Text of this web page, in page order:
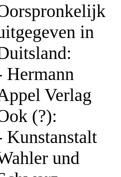
in
Hermann
Verlag
(?):
Kunstanstalt
und